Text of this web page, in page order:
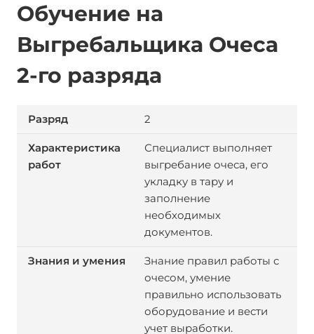
Обучение на
Выгребальщика Очеса
2-го разряда
2
Специалист выполняет
выгребание очеса, его
укладку в тару и
заполнение
необходимых
документов.
Знание правил работы с
очесом, умение
правильно использовать
оборудование и вести
учет выработки.